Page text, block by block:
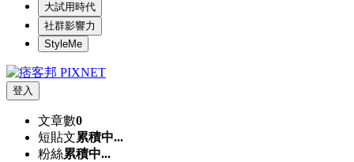
大試用時代
社群影響力
StyleMe
登入
文章數0
短貼文累積中...
粉絲累積中...